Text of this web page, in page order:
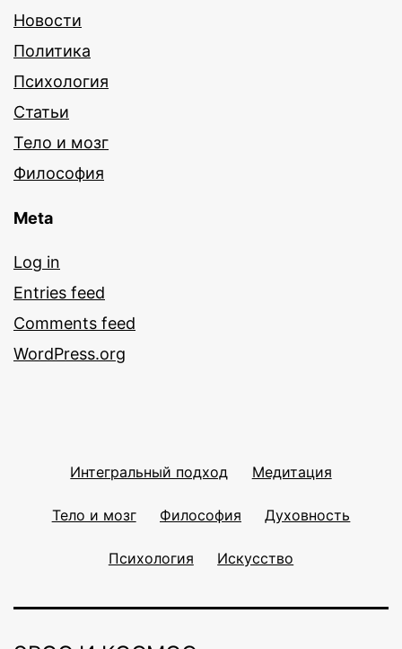
Новости
Политика
Психология
Статьи
Тело и мозг
Философия
Meta
Log in
Entries feed
Comments feed
WordPress.org
Интегральный подход Медитация
Тело и мозг Философия Духовность
Психология Искусство